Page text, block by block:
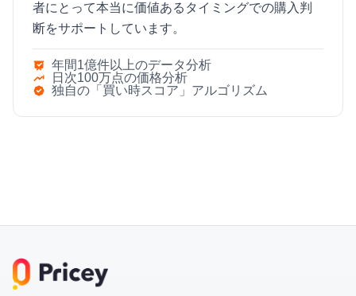
者にとって本当に価値あるタイミングでの購入判
断をサポートしています。
年間1億件以上のデータ分析
日次100万点の価格分析
独自の「買い時スコア」アルゴリズム